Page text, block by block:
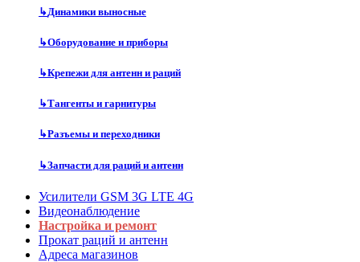
↳Динамики выносные
↳Оборудование и приборы
↳Крепежи для антенн и раций
↳Тангенты и гарнитуры
↳Разъемы и переходники
↳Запчасти для раций и антенн
Усилители GSM 3G LTE 4G
Видеонаблюдение
Настройка и ремонт
Прокат раций и антенн
Адреса магазинов